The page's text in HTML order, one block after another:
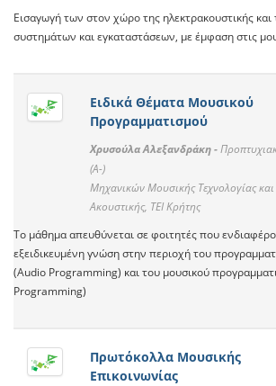
Εισαγωγή των στον χώρο της ηλεκτρακουστικής
συστημάτων και εγκαταστάσεων, με έμφαση στις
Ειδικά Θέματα Μουσικού
Προγραμματισμού
Χρυσούλα Αλεξανδράκη -
(A-)
Μηχανικών Μουσικής Τεχνολογίας και
Ακουστικής, ΤΕΙ Κρήτης
Το μάθημα απευθύνεται σε φοιτητές που
εξειδικευμένη γνώση στην περιοχή του
(Audio Programming) και του μουσικού
Programming)
Πρωτόκολλα Μουσικής
Επικοινωνίας